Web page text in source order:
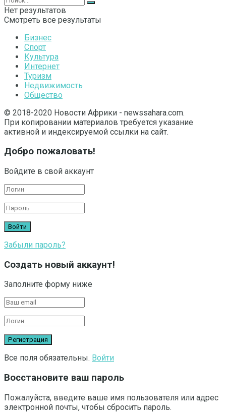
Нет результатов
Смотреть все результаты
Бизнес
Спорт
Культура
Интернет
Туризм
Недвижимость
Общество
© 2018-2020 Новости Африки - newssahara.com.
При копировании материалов требуется указание
активной и индексируемой ссылки на сайт.
Добро пожаловать!
Войдите в свой аккаунт
Забыли пароль?
Создать новый аккаунт!
Заполните форму ниже
Все поля обязательны. Войти
Восстановите ваш пароль
Пожалуйста, введите ваше имя пользователя или адрес
электронной почты, чтобы сбросить пароль.